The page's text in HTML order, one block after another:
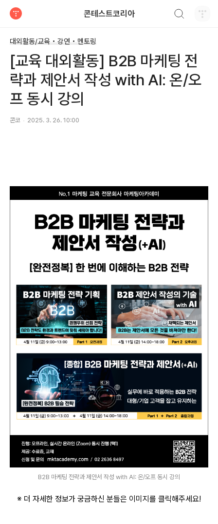
콘테스트코리아
대외활동/교육 • 강연 • 멘토링
[교육 대외활동] B2B 마케팅 전
략과 제안서 작성 with AI: 온/오
프 동시 강의
콘코 2025. 3. 26. 10:00
B2B 마케팅 전략과 제안서 작성 with AI: 온/오프 동시 강의
※ 더 자세한 정보가 궁금하신 분들은 이미지를 클릭해주세요!